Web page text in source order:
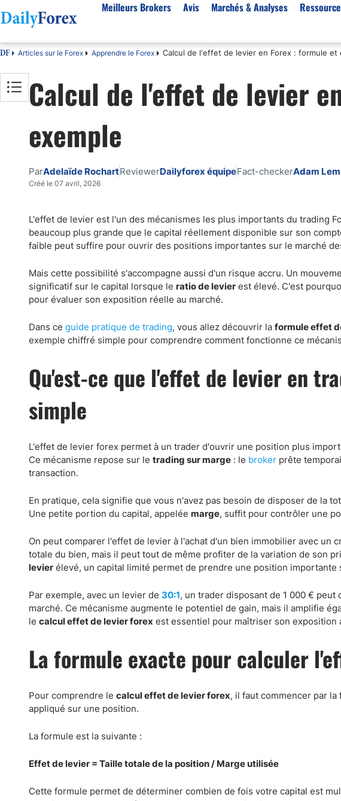
Meilleurs Brokers
Meilleurs brokers en France
Algérie
Côte d'Ivoire
Burkina Faso
Belgique
Tunisie
Suisse
Canada
Avis
StarTrader
Fintana
BlackBull Markets
Vantage FX
Eightcap
IFC Markets
Marchés & Analyses
EUR-USD
EUR/DZD
Signaux de trading
Matières premières
CAC 40
NASDAQ 100
S&P 500
Gaz naturel
Analyses techniques
Bonus
eBook Trading Gratuit
Articles sur le Forex
Réglementation
À Propos de Nous
Pourquoi Nous Faire Confiance
Politique Editoriale
Score de Confiance
Notre Méthodologie
DF Articles sur le Forex Apprendre le Forex Calcul de l'effet de levier en Forex : formule et
Calcul de l'effet de levier
exemple
ParAdelaïde RochartReviewerDailyforex équipeFact-checkerAdam
Créé le 07 avril, 2026
L'effet de levier est l'un des mécanismes les plus importants du trading
beaucoup plus grande que le capital réellement disponible sur son
faible peut suffire pour ouvrir des positions importantes sur le marché
Mais cette possibilité s'accompagne aussi d'un risque accru. Un
significatif sur le capital lorsque le ratio de levier est élevé. C'est
pour évaluer son exposition réelle au marché.
Dans ce guide pratique de trading, vous allez découvrir la formule effet
exemple chiffré simple pour comprendre comment fonctionne ce
Qu'est-ce que l'effet de levier en
simple
L'effet de levier forex permet à un trader d'ouvrir une position plus
Ce mécanisme repose sur le trading sur marge : le broker prête
transaction.
En pratique, cela signifie que vous n'avez pas besoin de disposer de la
Une petite portion du capital, appelée marge, suffit pour contrôler une
On peut comparer l'effet de levier à l'achat d'un bien immobilier avec un
totale du bien, mais il peut tout de même profiter de la variation de son
levier élevé, un capital limité permet de prendre une position importante
Par exemple, avec un levier de 30:1, un trader disposant de 1 000 €
marché. Ce mécanisme augmente le potentiel de gain, mais il amplifie
le calcul effet de levier forex est essentiel pour maîtriser son exposition
La formule exacte pour calculer
Pour comprendre le calcul effet de levier forex, il faut commencer par
appliqué sur une position.
La formule est la suivante :
Effet de levier = Taille totale de la position / Marge utilisée
Cette formule permet de déterminer combien de fois votre capital est